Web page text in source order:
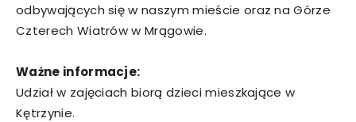
odbywających się w naszym mieście oraz na Górze
Czterech Wiatrów w Mrągowie.
Ważne informacje:
Udział w zajęciach biorą dzieci mieszkające w
Kętrzynie.